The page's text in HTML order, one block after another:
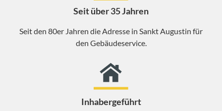
Seit über 35 Jahren
Seit den 80er Jahren die Adresse in Sankt Augustin für
den Gebäudeservice.
Inhabergeführt